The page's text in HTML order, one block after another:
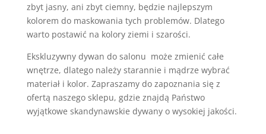
zbyt jasny, ani zbyt ciemny, będzie najlepszym
kolorem do maskowania tych problemów. Dlatego
warto postawić na kolory ziemi i szarości.
Ekskluzywny dywan do salonu może zmienić całe
wnętrze, dlatego należy starannie i mądrze wybrać
materiał i kolor. Zapraszamy do zapoznania się z
ofertą naszego sklepu, gdzie znajdą Państwo
wyjątkowe skandynawskie dywany o wysokiej jakości.